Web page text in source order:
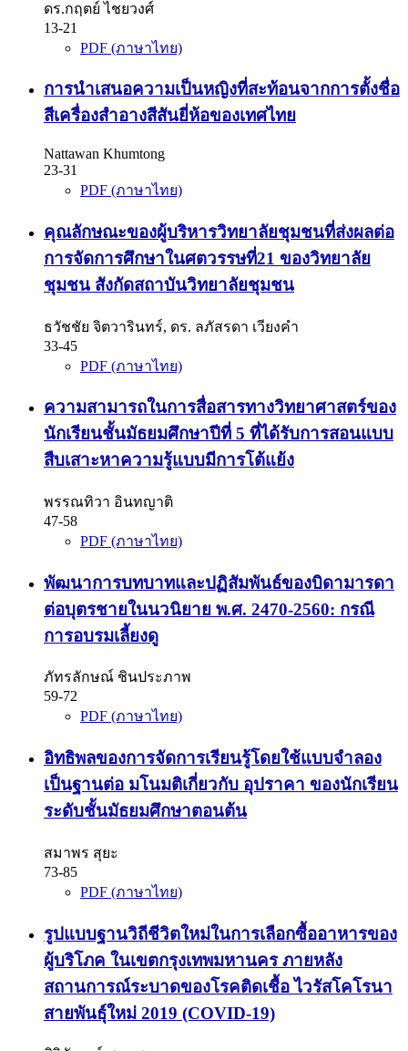
ดร.กฤตย์ ไชยวงศ์
13-21
PDF (ภาษาไทย)
การนำเสนอความเป็นหญิงที่สะท้อนจากการตั้งชื่อ
สีเครื่องสำอางสีสันยี่ห้อของเทศไทย
Nattawan Khumtong
23-31
PDF (ภาษาไทย)
คุณลักษณะของผู้บริหารวิทยาลัยชุมชนที่ส่งผลต่อ
การจัดการศึกษาในศตวรรษที่21 ของวิทยาลัย
ชุมชน สังกัดสถาบันวิทยาลัยชุมชน
ธวัชชัย จิตวารินทร์, ดร. ลภัสรดา เวียงคำ
33-45
PDF (ภาษาไทย)
ความสามารถในการสื่อสารทางวิทยาศาสตร์ของ
นักเรียนชั้นมัธยมศึกษาปีที่ 5 ที่ได้รับการสอนแบบ
สืบเสาะหาความรู้แบบมีการโต้แย้ง
พรรณทิวา อินทญาติ
47-58
PDF (ภาษาไทย)
พัฒนาการบทบาทและปฏิสัมพันธ์ของบิดามารดา
ต่อบุตรชายในนวนิยาย พ.ศ. 2470-2560: กรณี
การอบรมเลี้ยงดู
ภัทรลักษณ์ ชินประภาพ
59-72
PDF (ภาษาไทย)
อิทธิพลของการจัดการเรียนรู้โดยใช้แบบจำลอง
เป็นฐานต่อ มโนมติเกี่ยวกับ อุปราคา ของนักเรียน
ระดับชั้นมัธยมศึกษาตอนต้น
สมาพร สุยะ
73-85
PDF (ภาษาไทย)
รูปแบบฐานวิถีชีวิตใหม่ในการเลือกซื้ออาหารของ
ผู้บริโภค ในเขตกรุงเทพมหานคร ภายหลัง
สถานการณ์ระบาดของโรคติดเชื้อ ไวรัสโคโรนา
สายพันธุ์ใหม่ 2019 (COVID-19)